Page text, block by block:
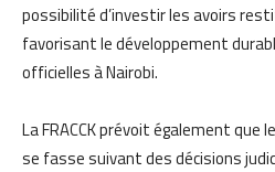
possibilité d’investir les avoirs
favorisant le développement
officielles à Nairobi.
La FRACCK prévoit également que
se fasse suivant des décisions